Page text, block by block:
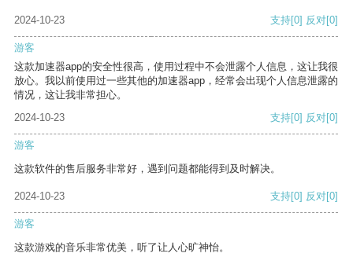
2024-10-23 支持[0] 反对[0]
游客
这款加速器app的安全性很高，使用过程中不会泄露个人信息，这让我很
放心。我以前使用过一些其他的加速器app，经常会出现个人信息泄露的
情况，这让我非常担心。
2024-10-23
支持[0] 反对[0]
游客
这款软件的售后服务非常好，遇到问题都能得到及时解决。
2024-10-23 支持[0] 反对[0]
游客
这款游戏的音乐非常优美，听了让人心旷神怡。